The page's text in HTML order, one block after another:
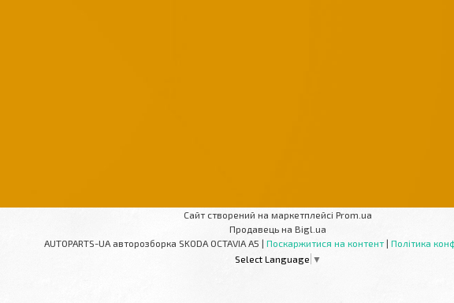
Сайт створений на маркетплейсі Prom.ua
Продавець на Bigl.ua
AUTOPARTS-UA авторозборка SKODA OCTAVIA A5 | Поскаржитися на контент | Політика
Select Language ▼